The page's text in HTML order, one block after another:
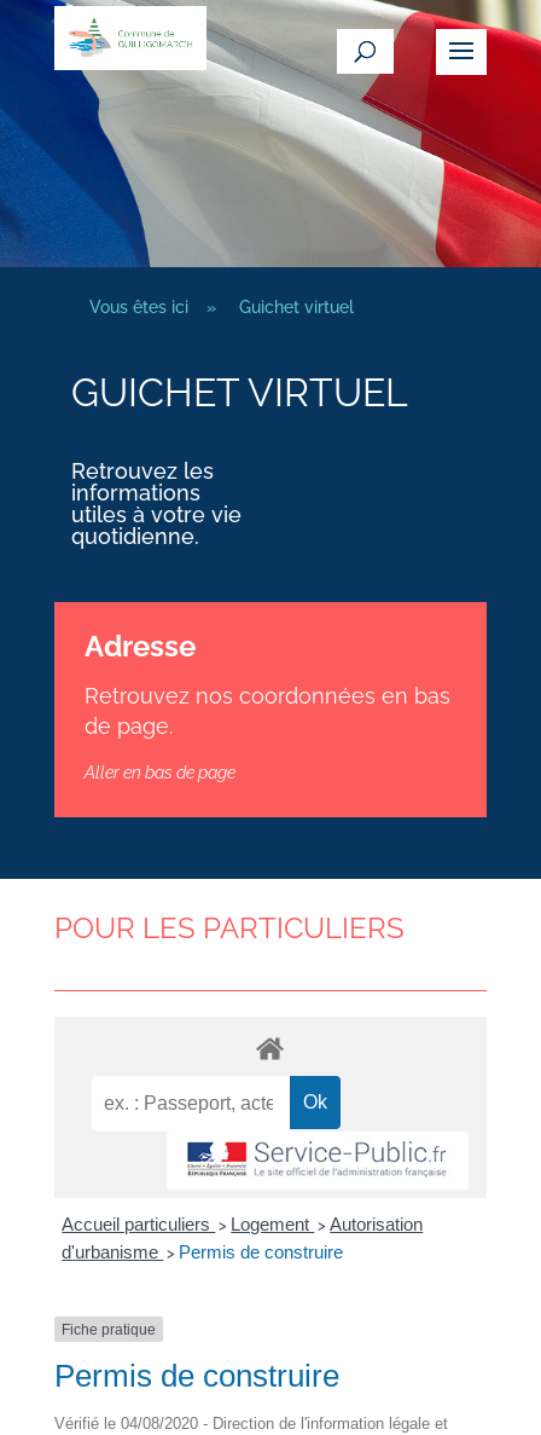
Vous êtes ici » Guichet virtuel
GUICHET VIRTUEL
Retrouvez les
informations
utiles à votre vie
quotidienne.
Adresse
Retrouvez nos coordonnées en bas
de page.
Aller en bas de page
POUR LES PARTICULIERS
Accueil particuliers > Logement > Autorisation
d'urbanisme > Permis de construire
Fiche pratique
Permis de construire
Vérifié le 04/08/2020 - Direction de l'information légale et